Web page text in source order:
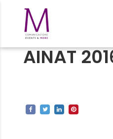
AINAT